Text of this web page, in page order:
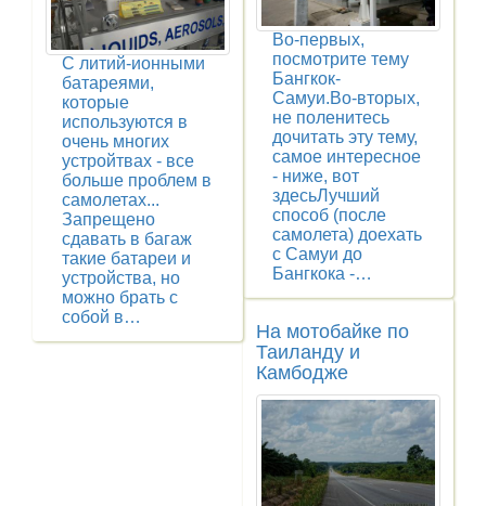
С литий-ионными
батареями,
которые
используются в
очень многих
устройтвах - все
больше проблем в
самолетах...
Запрещено
сдавать в багаж
такие батареи и
устройства, но
можно брать с
собой в…
Во-первых,
посмотрите тему
Бангкок-
Самуи.Во-вторых,
не поленитесь
дочитать эту тему,
самое интересное
- ниже, вот
здесьЛучший
способ (после
самолета) доехать
с Самуи до
Бангкока -…
На мотобайке по
Таиланду и
Камбодже